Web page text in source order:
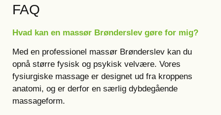
FAQ
Hvad kan en massør Brønderslev gøre for mig?
Med en professionel massør Brønderslev kan du
opnå større fysisk og psykisk velvære. Vores
fysiurgiske massage er designet ud fra kroppens
anatomi, og er derfor en særlig dybdegående
massageform.